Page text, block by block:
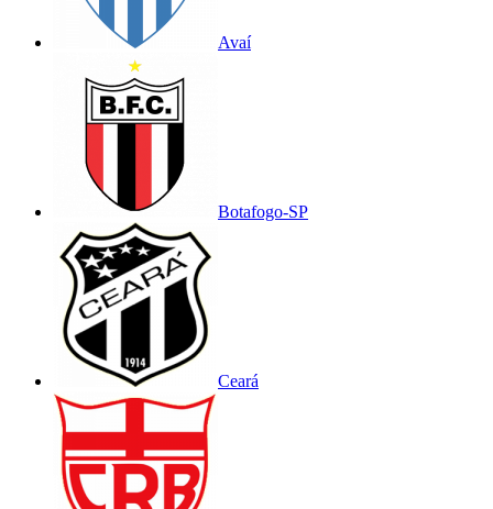
Avaí
Botafogo-SP
Ceará